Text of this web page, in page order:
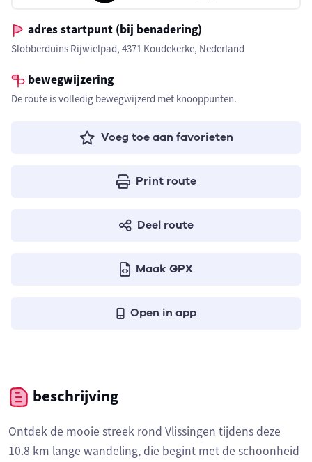
adres startpunt (bij benadering)
Slobberduins Rijwielpad, 4371 Koudekerke, Nederland
bewegwijzering
De route is volledig bewegwijzerd met knooppunten.
Voeg toe aan favorieten
Print route
Deel route
Maak GPX
Open in app
beschrijving
Ontdek de mooie streek rond Vlissingen tijdens deze
10.8 km lange wandeling, die begint met de schoonheid